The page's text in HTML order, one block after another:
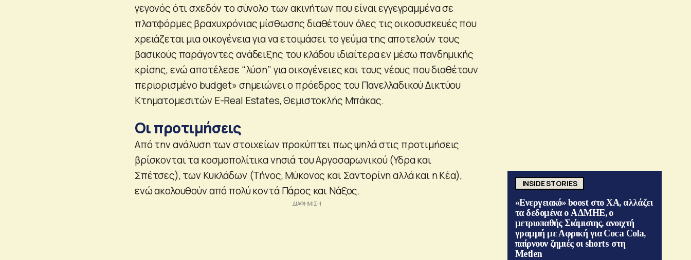
γεγονός ότι σχεδόν το σύνολο των ακινήτων που είναι εγγεγραμμένα σε
πλατφόρμες βραχυχρόνιας μίσθωσης διαθέτουν όλες τις οικοσυσκευές που
χρειάζεται μια οικογένεια για να ετοιμάσει το γεύμα της αποτελούν τους
βασικούς παράγοντες ανάδειξης του κλάδου ιδιαίτερα εν μέσω πανδημικής
κρίσης, ενώ αποτέλεσε “λύση” για οικογένειες και τους νέους που διαθέτουν
περιορισμένο budget» σημειώνει ο πρόεδρος του Πανελλαδικού Δικτύου
Κτηματομεσιτών E-Real Estates, Θεμιστοκλής Μπάκας.
Οι προτιμήσεις
Από την ανάλυση των στοιχείων προκύπτει πως ψηλά στις προτιμήσεις
βρίσκονται τα κοσμοπολίτικα νησιά του Αργοσαρωνικού (Υδρα και
Σπέτσες), των Κυκλάδων (Τήνος, Μύκονος και Σαντορίνη αλλά και η Κέα),
ενώ ακολουθούν από πολύ κοντά Πάρος και Νάξος.
INSIDE STORIES
«Ενεργειακό» boost στο ΧΑ, αλλάζει
τα δεδομένα ο ΑΔΜΗΕ, ο
μετριοπαθής Σιάμισιης, ανοιχτή
γραμμή με Αφρική για Coca Cola,
παίρνουν ζημιές οι shorts στη
Metlen